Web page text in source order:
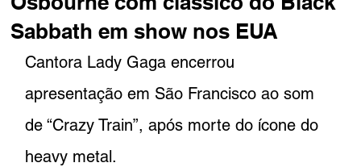
Sabbath em show nos EUA
Cantora Lady Gaga encerrou
apresentação em São Francisco ao som
de “Crazy Train”, após morte do ícone do
heavy metal.